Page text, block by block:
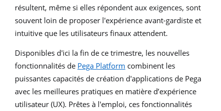
résultent, même si elles répondent aux exigences, sont
souvent loin de proposer l'expérience avant-gardiste et
intuitive que les utilisateurs finaux attendent.
Disponibles d'ici la fin de ce trimestre, les nouvelles
fonctionnalités de Pega Platform combinent les
puissantes capacités de création d'applications de Pega
avec les meilleures pratiques en matière d’expérience
utilisateur (UX). Prêtes à l'emploi, ces fonctionnalités